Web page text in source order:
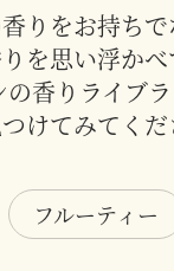
りをお持ち
を思い浮か
香りライブ
けてみてくだ
フルーティー